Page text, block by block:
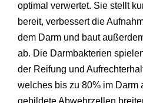
optimal verwertet. Sie stellt
bereit, verbessert die
dem Darm und baut
ab. Die Darmbakterien
der Reifung und
welches bis zu 80% im Darm